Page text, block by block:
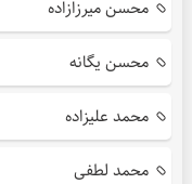
محسن میرزازاده
محسن یگانه
محمد علیزاده
محمد لطفی